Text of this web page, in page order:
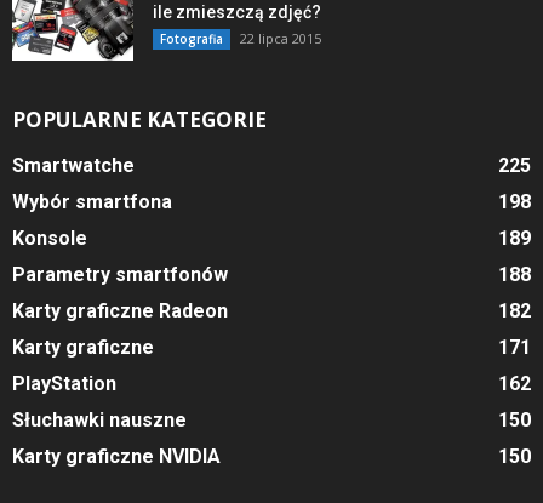
ile zmieszczą zdjęć?
Fotografia 22 lipca 2015
POPULARNE KATEGORIE
Smartwatche
225
Wybór smartfona
198
Konsole
189
Parametry smartfonów
188
Karty graficzne Radeon
182
Karty graficzne
171
PlayStation
162
Słuchawki nauszne
150
Karty graficzne NVIDIA
150